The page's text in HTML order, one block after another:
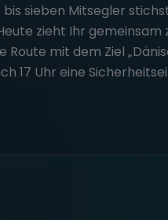
sieben Mitsegler
zieht Ihr gemeinsam
mit dem Ziel
17 Uhr eine